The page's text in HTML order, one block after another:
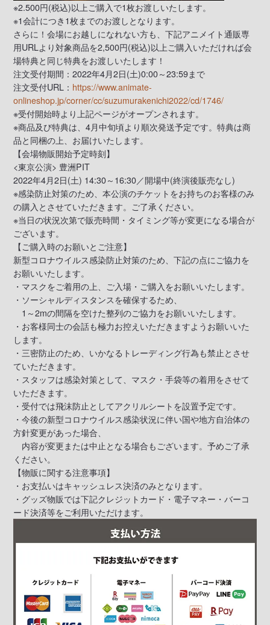
※2.500円(税込)以上ご購入で1枚お渡しいたします。
※1会計につき1枚までのお渡しとなります。
さらに！会場にお越しになれない方も、下記アニメイト通販専
用URLより対象商品を2,500円(税込)以上ご購入いただければ会
場特典と同じ特典をお渡しいたします！
注文受付期間：2022年4月2日(土)0:00～23:59まで
注文受付URL： https://www.animate-
onlineshop.jp/corner/cc/suzumurakenichi2022/cd/1746/
※受付開始時より上記ページがオープンされます。
※商品及び特典は、4月中旬頃より順次発送予定です。特典は商
品と同梱の上、お届けいたします。
【会場物販開始予定時刻】
<東京公演> 豊洲PIT
2022年4月2日(土) 14:30～16:30／開場中(終演後販売なし)
※感染防止対策のため、本公演のチケットをお持ちのお客様のみ
の購入とさせていただきます。ご了承ください。
※当日の状況次第で販売時間・タイミング等が変更になる場合が
ございます。
【ご購入時のお願いとご注意】
新型コロナウイルス感染防止対策のため、下記の点にご協力を
お願いいたします。
・マスクをご着用の上、ご入場・ご購入をお願いいたします。
・ソーシャルディスタンスを確保するため、
1～2mの間隔を空けた整列のご協力をお願いいたします。
・お客様同士の会話も極力お控えいただきますようお願いいた
します。
・三密防止のため、いかなるトレーディング行為も禁止とさせ
ていただきます。
・スタッフは感染対策として、マスク・手袋等の着用をさせて
いただきます。
・受付では飛沫防止としてアクリルシートを設置予定です。
・今後の新型コロナウイルス感染状況に伴い国や地方自治体の
方針変更があった場合、
内容が変更または中止となる場合もございます。予めご了承
ください。
【物販に関する注意事項】
・お支払いはキャッシュレス決済のみとなります。
・グッズ物販では下記クレジットカード・電子マネー・バーコ
ード決済等をご利用いただけます。